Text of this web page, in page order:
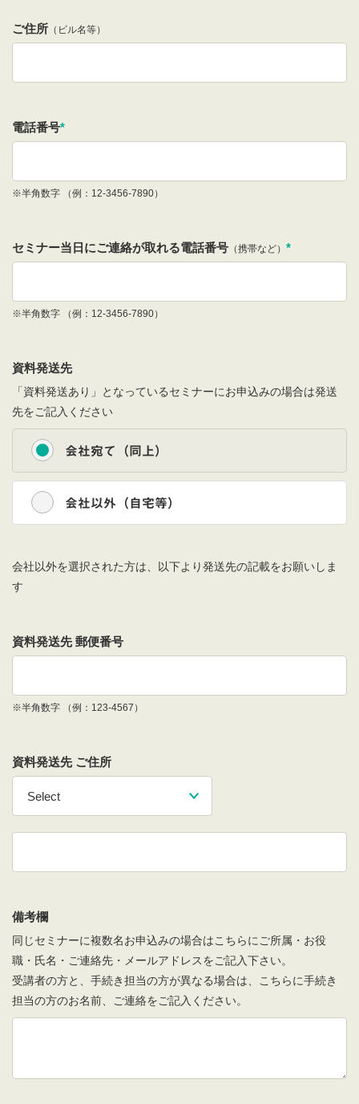
ご住所 （ビル名等）
電話番号*
※半角数字 （例：12-3456-7890）
セミナー当日にご連絡が取れる電話番号 （携帯など） *
※半角数字 （例：12-3456-7890）
資料発送先
「資料発送あり」となっているセミナーにお申込みの場合は発送
先をご記入ください
会社宛て（同上）
会社以外（自宅等）
会社以外を選択された方は、以下より発送先の記載をお願いしま
す
資料発送先 郵便番号
※半角数字 （例：123-4567）
資料発送先 ご住所
備考欄
同じセミナーに複数名お申込みの場合はこちらにご所属・お役
職・氏名・ご連絡先・メールアドレスをご記入下さい。
受講者の方と、手続き担当の方が異なる場合は、こちらに手続き
担当の方のお名前、ご連絡をご記入ください。